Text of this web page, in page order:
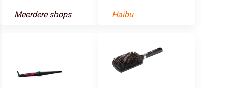
Meerdere shops Haibu